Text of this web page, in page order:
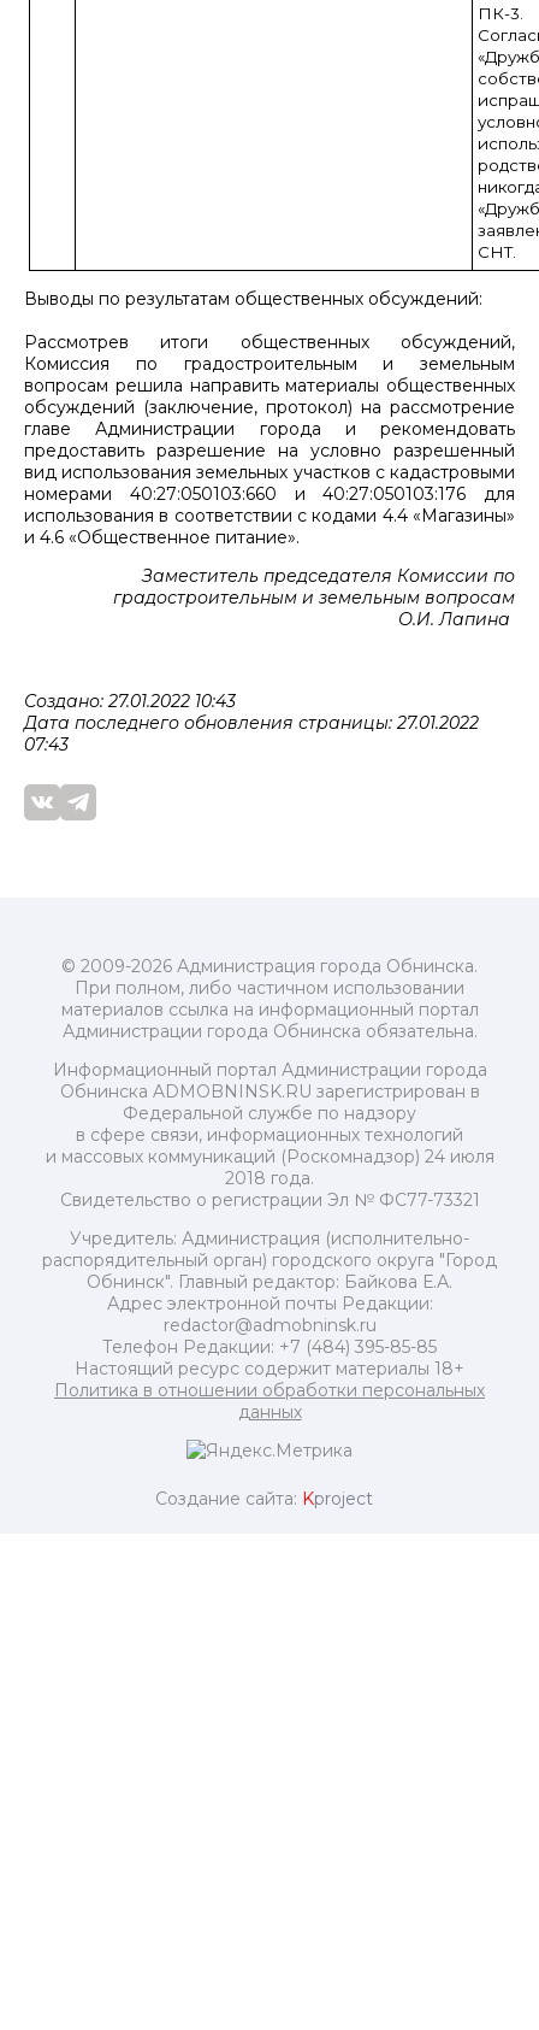
ПК-3.
СНТ.
Выводы по результатам общественных обсуждений:
Рассмотрев итоги общественных обсуждений,
Комиссия по градостроительным и земельным
вопросам решила направить материалы общественных
обсуждений (заключение, протокол) на рассмотрение
главе Администрации города и рекомендовать
предоставить разрешение на условно разрешенный
вид использования земельных участков с кадастровыми
номерами 40:27:050103:660 и 40:27:050103:176 для
использования в соответствии с кодами 4.4 «Магазины»
и 4.6 «Общественное питание».
Заместитель председателя Комиссии по
градостроительным и земельным вопросам
О.И. Лапина
Создано: 27.01.2022 10:43
Дата последнего обновления страницы: 27.01.2022
07:43
© 2009-2026 Администрация города Обнинска.
При полном, либо частичном использовании
материалов ссылка на информационный портал
Администрации города Обнинска обязательна.
Информационный портал Администрации города
Обнинска ADMOBNINSK.RU зарегистрирован в
Федеральной службе по надзору
в сфере связи, информационных технологий
и массовых коммуникаций (Роскомнадзор) 24 июля
2018 года.
Свидетельство о регистрации Эл № ФС77-73321
Учредитель: Администрация (исполнительно-
распорядительный орган) городского округа "Город
Обнинск". Главный редактор: Байкова Е.А.
Адрес электронной почты Редакции:
redactor@admobninsk.ru
Телефон Редакции: +7 (484) 395-85-85
Настоящий ресурс содержит материалы 18+
Политика в отношении обработки персональных
данных
Создание сайта: Kproject